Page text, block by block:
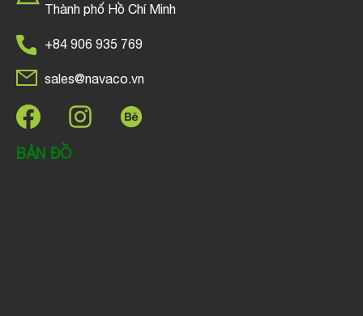
Thành phố Hồ Chí Minh
+84 906 935 769
sales@navaco.vn
BẢN ĐỒ